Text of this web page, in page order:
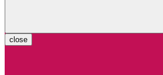
close